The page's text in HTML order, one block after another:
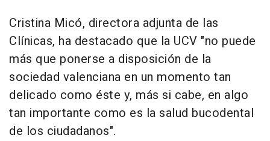
Cristina Micó, directora adjunta de las
Clínicas, ha destacado que la UCV "no puede
más que ponerse a disposición de la
sociedad valenciana en un momento tan
delicado como éste y, más si cabe, en algo
tan importante como es la salud bucodental
de los ciudadanos".